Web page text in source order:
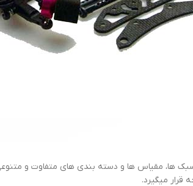
ها، مقیاس ها و دسته بندی های متفاوت و
قرار میگیرد.